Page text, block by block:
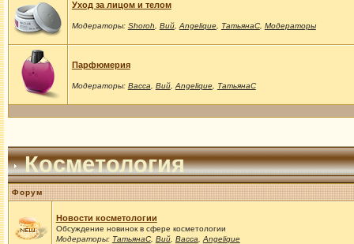
Уход за лицом и телом
Модераторы: Shoroh Вий, Angelique, ТатьянаС, Модераторы
Парфюмерия
Модераторы: Васса Вий, Angelique, ТатьянаС
Косметология
Форум
Новости косметологии
Обсуждение новинок в сфере косметологии
Модераторы: ТатьянаС, Вий, Васса Angelique